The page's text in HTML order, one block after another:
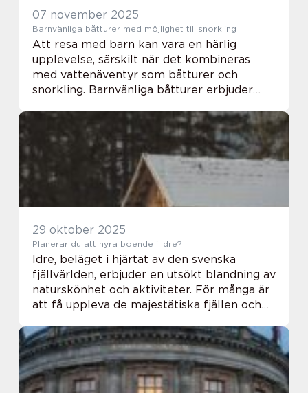
07 november 2025
Barnvänliga båtturer med möjlighet till snorkling
Att resa med barn kan vara en härlig
upplevelse, särskilt när det kombineras
med vattenäventyr som båtturer och
snorkling. Barnvänliga båtturer erbjuder
ocks&ari...
29 oktober 2025
Planerar du att hyra boende i Idre?
Idre, beläget i hjärtat av den svenska
fjällvärlden, erbjuder en utsökt blandning av
naturskönhet och aktiviteter. För många är
att få uppleva de majestätiska fjällen och